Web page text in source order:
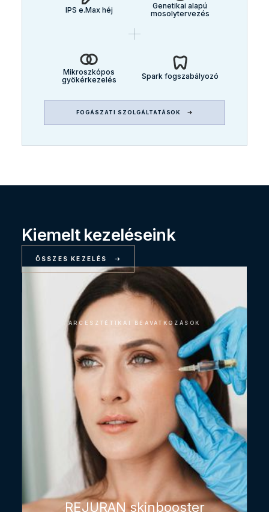
IPS e.Max héj
Genetikai alapú
mosolytervezés
Mikroszkópos
gyökérkezelés
Spark fogszabályozó
FOGÁSZATI SZOLGÁLTATÁSOK
Kiemelt kezeléseink
ÖSSZES KEZELÉS
ARCESZTÉTIKAI BEAVATKOZÁSOK
REJURAN skinbooster